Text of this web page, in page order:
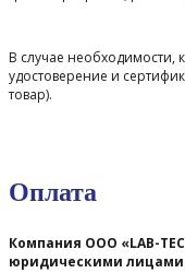
В случае необходимости,
удостоверение и
товар).
Оплата
Компания ООО «LAB-
юридическими